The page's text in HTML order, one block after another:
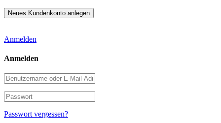
Anmelden
Anmelden
Benutzername
oder
E-
Mail-
Adresse
Passwort
Passwort vergessen?